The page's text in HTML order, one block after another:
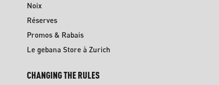
Noix
Réserves
Promos & Rabais
Le gebana Store à Zurich
CHANGING THE RULES